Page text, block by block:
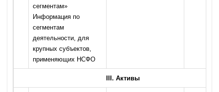
сегментам»
Информация по
сегментам
деятельности, для
крупных субъектов,
применяющих НСФО
III. Активы